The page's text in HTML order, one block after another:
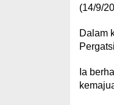
(14/9/
Dalam
Ia